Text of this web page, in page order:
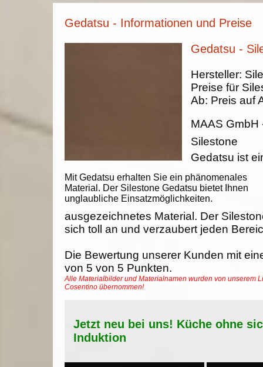
Gedatsu - Informationen und Preise
Gedatsu -
Mit Gedatsu erhalten Sie ein phänomenales
Material. Der Silestone Gedatsu bietet Ihnen
unglaubliche Einsatzmöglichkeiten.
Hersteller:
Preise für
Ab: Preis auf
MAAS GmbH
Silestone
Gedatsu ist
ausgezeichnetes Material. Der
sich toll an und verzaubert jeden
Die Bewertung unserer Kunden mit
von 5 von 5 Punkten.
Alle Materialbilder und Materialnamen wurden von unserem
Cosentino übernommen!
Jetzt neu bei uns! Küche ohne
Induktion